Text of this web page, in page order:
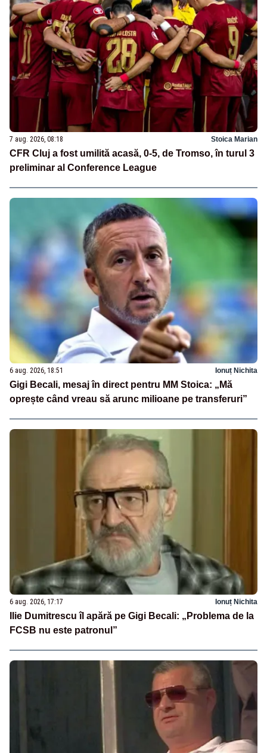
7 aug. 2026, 08:18 Stoica Marian
CFR Cluj a fost umilită acasă, 0-5, de Tromso, în turul 3
preliminar al Conference League
6 aug. 2026, 18:51 Ionuț Nichita
Gigi Becali, mesaj în direct pentru MM Stoica: „Mă
oprește când vreau să arunc milioane pe transferuri”
6 aug. 2026, 17:17 Ionuț Nichita
Ilie Dumitrescu îl apără pe Gigi Becali: „Problema de la
FCSB nu este patronul”